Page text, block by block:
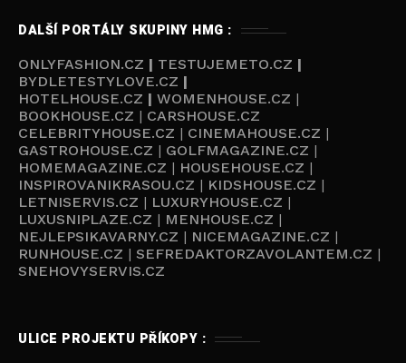
DALŠÍ PORTÁLY SKUPINY HMG :
ONLYFASHION.CZ | TESTUJEMETO.CZ |
BYDLETESTYLOVE.CZ |
HOTELHOUSE.CZ | WOMENHOUSE.CZ |
BOOKHOUSE.CZ | CARSHOUSE.CZ
CELEBRITYHOUSE.CZ | CINEMAHOUSE.CZ |
GASTROHOUSE.CZ | GOLFMAGAZINE.CZ |
HOMEMAGAZINE.CZ | HOUSEHOUSE.CZ |
INSPIROVANIKRASOU.CZ | KIDSHOUSE.CZ |
LETNISERVIS.CZ | LUXURYHOUSE.CZ |
LUXUSNIPLAZE.CZ | MENHOUSE.CZ |
NEJLEPSIKAVARNY.CZ | NICEMAGAZINE.CZ |
RUNHOUSE.CZ | SEFREDAKTORZAVOLANTEM.CZ |
SNEHOVYSERVIS.CZ
ULICE PROJEKTU PŘÍKOPY :